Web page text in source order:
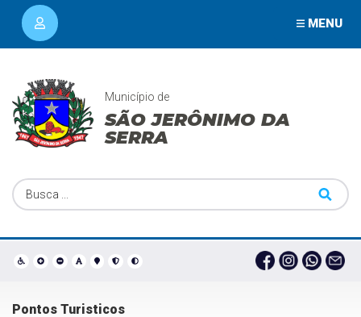
MENU
Município de
SÃO JERÔNIMO DA
SERRA
Pontos Turisticos